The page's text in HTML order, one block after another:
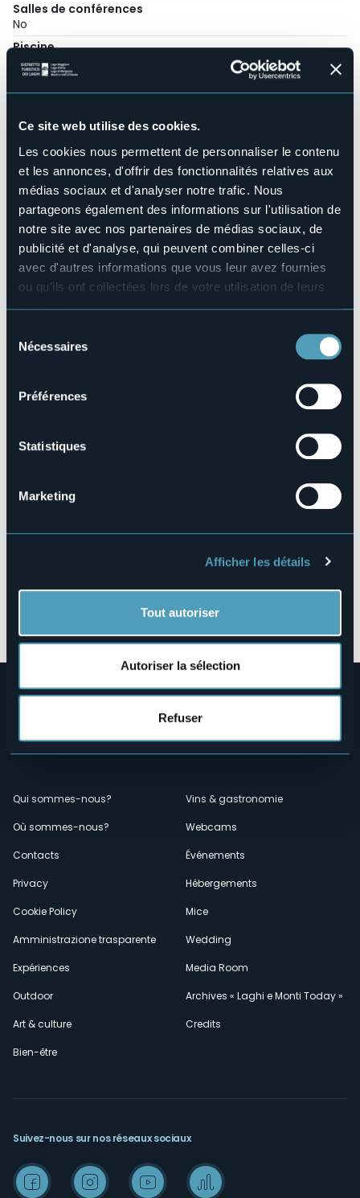
Ce site web utilise des cookies.
Les cookies nous permettent de personnaliser le contenu
et les annonces, d'offrir des fonctionnalités relatives aux
médias sociaux et d'analyser notre trafic. Nous
partageons également des informations sur l'utilisation de
notre site avec nos partenaires de médias sociaux, de
publicité et d'analyse, qui peuvent combiner celles-ci
avec d'autres informations que vous leur avez fournies
ou qu'ils ont collectées lors de votre utilisation de leurs
services.
manière de les gérer et de les supprimer,
cliquez ici
Nécessaires
Préférences
Statistiques
Marketing
Afficher les détails
Tout autoriser
Autoriser la sélection
Refuser
Salles de conférences
No
Piscine
No
Nombres de chambres
Nombres de lits
12
E-mail
info@monteorohorsevillage.it
Site Internet
http://www.monteorohorsevillage.it
Téléphone
+39 389 2076738
Codice CIR
Réserver
28010 - Ameno (NO)
Ouvrir la carte
Menù
secondario
Qui sommes-nous?
Où sommes-nous?
Contacts
Privacy
Cookie Policy
Amministrazione trasparente
Expériences
Outdoor
Art & culture
Bien-être
Vins & gastronomie
Webcams
Événements
Hébergements
Mice
Wedding
Media Room
Archives « Laghi e Monti Today »
Credits
Suivez-nous sur nos réseaux sociaux